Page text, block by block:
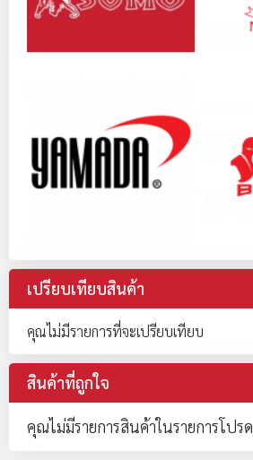
เปรียบเทียบสินค้า
คุณไม่มีรายการที่จะเปรียบเทียบ
สินค้าที่ถูกใจ
คุณไม่มีรายการสินค้าในรายการโปรด